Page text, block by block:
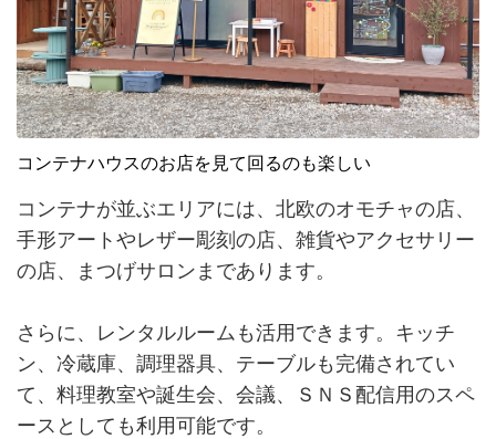
コンテナハウスのお店を見て回るのも楽しい
コンテナが並ぶエリアには、北欧のオモチャの店、
手形アートやレザー彫刻の店、雑貨やアクセサリー
の店、まつげサロンまであります。
さらに、レンタルルームも活用できます。キッチ
ン、冷蔵庫、調理器具、テーブルも完備されてい
て、料理教室や誕生会、会議、ＳＮＳ配信用のスペ
ースとしても利用可能です。